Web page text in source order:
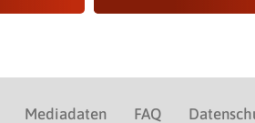
Mediadaten FAQ